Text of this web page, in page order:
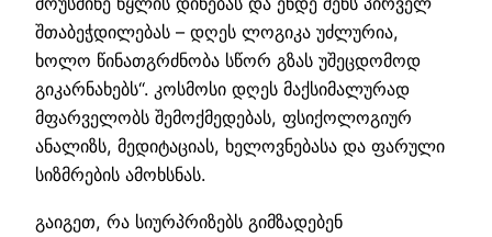
შთაბეჭდილებას – დღეს ლოგიკა უძლურია,
ხოლო წინათგრძნობა სწორ გზას უშეცდომოდ
გიკარნახებს“. კოსმოსი დღეს მაქსიმალურად
მფარველობს შემოქმედებას, ფსიქოლოგიურ
ანალიზს, მედიტაციას, ხელოვნებასა და ფარული
სიზმრების ამოხსნას.
გაიგეთ, რა სიურპრიზებს გიმზადებენ